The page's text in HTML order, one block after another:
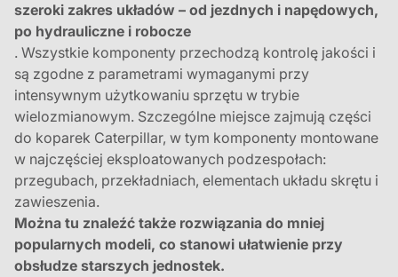
szeroki zakres układów – od jezdnych i napędowych,
po hydrauliczne i robocze
. Wszystkie komponenty przechodzą kontrolę jakości i
są zgodne z parametrami wymaganymi przy
intensywnym użytkowaniu sprzętu w trybie
wielozmianowym. Szczególne miejsce zajmują części
do koparek Caterpillar, w tym komponenty montowane
w najczęściej eksploatowanych podzespołach:
przegubach, przekładniach, elementach układu skrętu i
zawieszenia.
Można tu znaleźć także rozwiązania do mniej
popularnych modeli, co stanowi ułatwienie przy
obsłudze starszych jednostek.